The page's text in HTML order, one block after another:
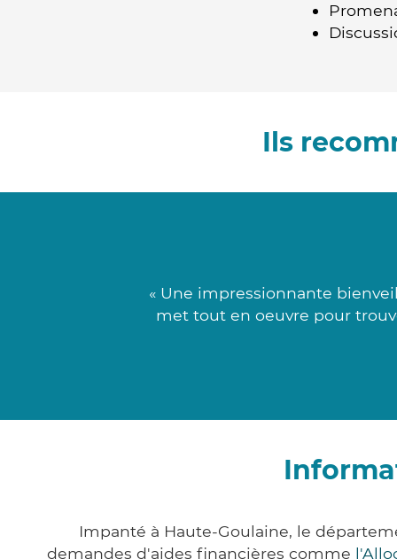
Ils
« Une impressionnante
met tout en oeuvre pour
Impanté à Haute-Goulaine, le
demandes d'aides financières comme